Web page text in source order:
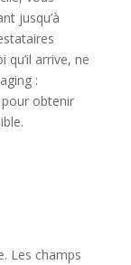
jusqu’à
qu’il arrive, ne
:
obtenir
Les champs